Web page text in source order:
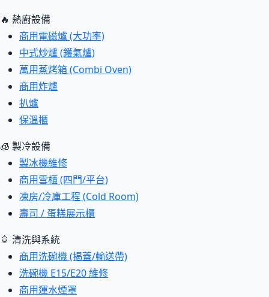
🔥 熱廚設備
商用電磁爐 (大功率)
中式炒爐 (鑊氣爐)
萬用蒸烤箱 (Combi Oven)
商用炸爐
扒爐
保溫櫃
🧊 製冷設備
製冰機維修
商用雪櫃 (四門/平台)
凍房/冷庫工程 (Cold Room)
壽司 / 蛋糕展示櫃
🚿 清洗與系統
商用洗碗機 (揭蓋/輸送帶)
洗碗機 E15/E20 維修
商用運水煙罩